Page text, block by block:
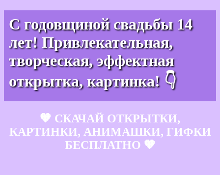
С годовщиной свадьбы 14
лет! Привлекательная,
творческая, эффектная
открытка, картинка! 👇
🧡 СКАЧАЙ ОТКРЫТКИ,
КАРТИНКИ, АНИМАШКИ, ГИФКИ
БЕСПЛАТНО 🧡